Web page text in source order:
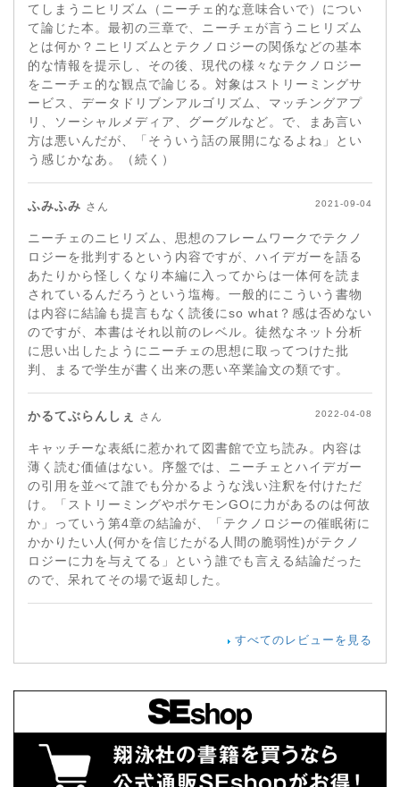
てしまうニヒリズム（ニーチェ的な意味合いで）につい
て論じた本。最初の三章で、ニーチェが言うニヒリズム
とは何か？ニヒリズムとテクノロジーの関係などの基本
的な情報を提示し、その後、現代の様々なテクノロジー
をニーチェ的な観点で論じる。対象はストリーミングサ
ービス、データドリブンアルゴリズム、マッチングアプ
リ、ソーシャルメディア、グーグルなど。で、まあ言い
方は悪いんだが、「そういう話の展開になるよね」とい
う感じかなあ。（続く）
ふみふみ さん 2021-09-04
ニーチェのニヒリズム、思想のフレームワークでテクノ
ロジーを批判するという内容ですが、ハイデガーを語る
あたりから怪しくなり本編に入ってからは一体何を読ま
されているんだろうという塩梅。一般的にこういう書物
は内容に結論も提言もなく読後にso what？感は否めない
のですが、本書はそれ以前のレベル。徒然なネット分析
に思い出したようにニーチェの思想に取ってつけた批
判、まるで学生が書く出来の悪い卒業論文の類です。
かるてぶらんしぇ さん 2022-04-08
キャッチーな表紙に惹かれて図書館で立ち読み。内容は
薄く読む価値はない。序盤では、ニーチェとハイデガー
の引用を並べて誰でも分かるような浅い注釈を付けただ
け。「ストリーミングやポケモンGOに力があるのは何故
か」っていう第4章の結論が、「テクノロジーの催眠術に
かかりたい人(何かを信じたがる人間の脆弱性)がテクノ
ロジーに力を与えてる」という誰でも言える結論だった
ので、呆れてその場で返却した。
すべてのレビューを見る